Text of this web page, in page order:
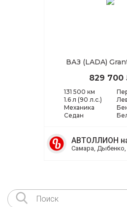
ВАЗ (LADA)
829 700
131 500 км
1.6 л (90 л.с.)
Механика
Седан
АВТОЛЛИОН
Самара, Дыбенко,